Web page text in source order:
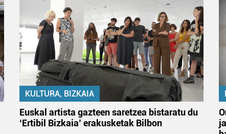
KULTURA, BIZKAIA
Euskal artista gazteen saretzea bistaratu du
‘Ertibil Bizkaia’ erakusketak Bilbon